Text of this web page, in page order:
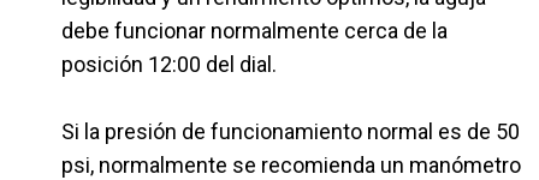
debe funcionar normalmente cerca de la
posición 12:00 del dial.
Si la presión de funcionamiento normal es de 50
psi, normalmente se recomienda un manómetro